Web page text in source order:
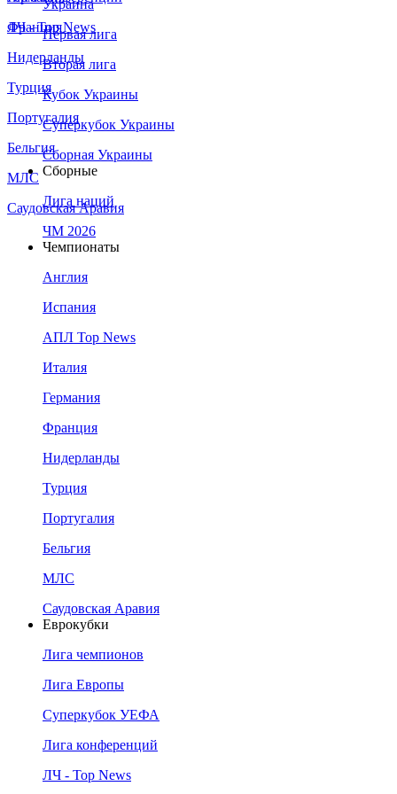
Франция
Нидерланды
Турция
Португалия
Бельгия
МЛС
Саудовская Аравия
ЛЧ - Top News
Украина
Первая лига
Вторая лига
Кубок Украины
Суперкубок Украины
Сборная Украины
Сборные
Лига наций
ЧМ 2026
Чемпионаты
Англия
Испания
АПЛ Top News
Италия
Германия
Франция
Нидерланды
Турция
Португалия
Бельгия
МЛС
Саудовская Аравия
Еврокубки
Лига чемпионов
Лига Европы
Суперкубок УЕФА
Лига конференций
ЛЧ - Top News